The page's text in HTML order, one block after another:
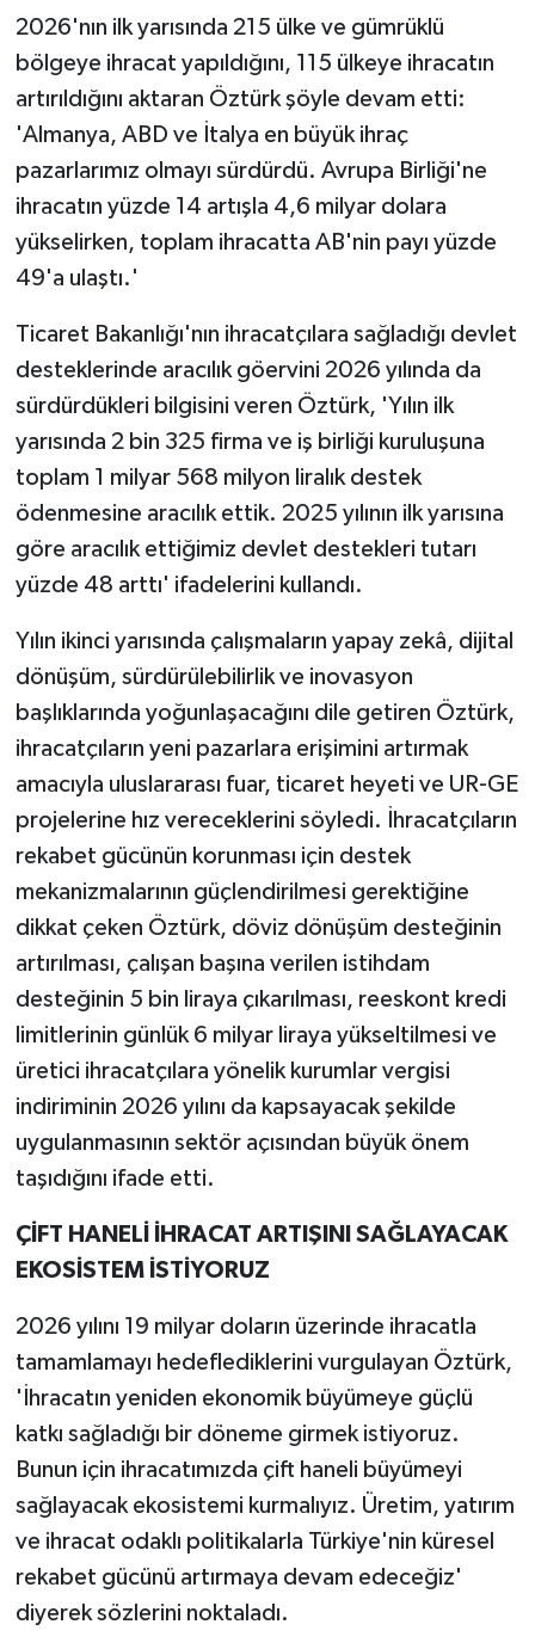
2026'nın ilk yarısında 215 ülke ve gümrüklü
bölgeye ihracat yapıldığını, 115 ülkeye ihracatın
artırıldığını aktaran Öztürk şöyle devam etti:
'Almanya, ABD ve İtalya en büyük ihraç
pazarlarımız olmayı sürdürdü. Avrupa Birliği'ne
ihracatın yüzde 14 artışla 4,6 milyar dolara
yükselirken, toplam ihracatta AB'nin payı yüzde
49'a ulaştı.'
Ticaret Bakanlığı'nın ihracatçılara sağladığı devlet
desteklerinde aracılık göervini 2026 yılında da
sürdürdükleri bilgisini veren Öztürk, 'Yılın ilk
yarısında 2 bin 325 firma ve iş birliği kuruluşuna
toplam 1 milyar 568 milyon liralık destek
ödenmesine aracılık ettik. 2025 yılının ilk yarısına
göre aracılık ettiğimiz devlet destekleri tutarı
yüzde 48 arttı' ifadelerini kullandı.
Yılın ikinci yarısında çalışmaların yapay zekâ, dijital
dönüşüm, sürdürülebilirlik ve inovasyon
başlıklarında yoğunlaşacağını dile getiren Öztürk,
ihracatçıların yeni pazarlara erişimini artırmak
amacıyla uluslararası fuar, ticaret heyeti ve UR-GE
projelerine hız vereceklerini söyledi. İhracatçıların
rekabet gücünün korunması için destek
mekanizmalarının güçlendirilmesi gerektiğine
dikkat çeken Öztürk, döviz dönüşüm desteğinin
artırılması, çalışan başına verilen istihdam
desteğinin 5 bin liraya çıkarılması, reeskont kredi
limitlerinin günlük 6 milyar liraya yükseltilmesi ve
üretici ihracatçılara yönelik kurumlar vergisi
indiriminin 2026 yılını da kapsayacak şekilde
uygulanmasının sektör açısından büyük önem
taşıdığını ifade etti.
ÇİFT HANELİ İHRACAT ARTIŞINI SAĞLAYACAK
EKOSİSTEM İSTİYORUZ
2026 yılını 19 milyar doların üzerinde ihracatla
tamamlamayı hedeflediklerini vurgulayan Öztürk,
'İhracatın yeniden ekonomik büyümeye güçlü
katkı sağladığı bir döneme girmek istiyoruz.
Bunun için ihracatımızda çift haneli büyümeyi
sağlayacak ekosistemi kurmalıyız. Üretim, yatırım
ve ihracat odaklı politikalarla Türkiye'nin küresel
rekabet gücünü artırmaya devam edeceğiz'
diyerek sözlerini noktaladı.